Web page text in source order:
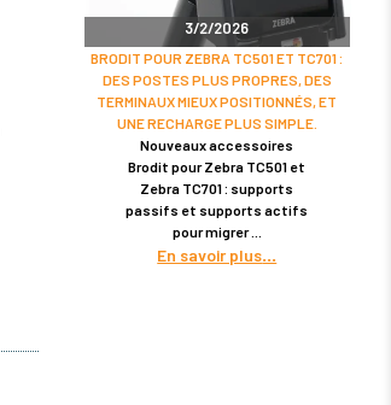
3/2/2026
BRODIT POUR ZEBRA TC501 ET TC701 :
DES POSTES PLUS PROPRES, DES
TERMINAUX MIEUX POSITIONNÉS, ET
UNE RECHARGE PLUS SIMPLE.
Nouveaux accessoires
Brodit pour Zebra TC501 et
Zebra TC701 : supports
passifs et supports actifs
pour migrer
En savoir plus